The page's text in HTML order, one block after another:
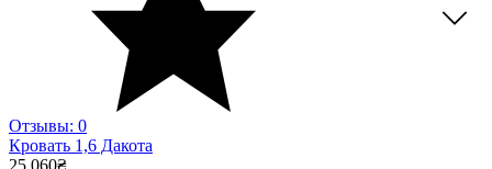
Отзывы: 0
Кровать 1,6 Дакота
25.060₴